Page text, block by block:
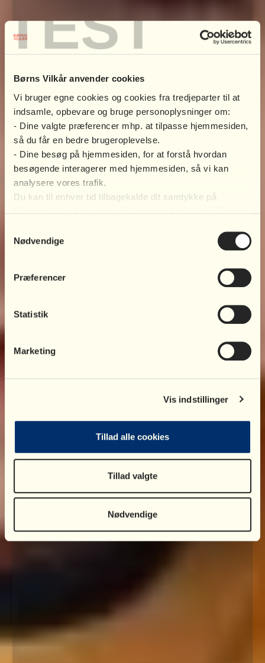
TEST
Børns Vilkår anvender cookies
Vi bruger egne cookies og cookies fra tredjeparter til at
indsamle, opbevare og bruge personoplysninger om:
- Dine valgte præferencer mhp. at tilpasse hjemmesiden,
så du får en bedre brugeroplevelse.
- Dine besøg på hjemmesiden, for at forstå hvordan
besøgende interagerer med hjemmesiden, så vi kan
analysere vores trafik.
Du kan til enhver tid tilbagekalde dit samtykke på
Nødvendige
Præferencer
Statistik
Marketing
Vis indstillinger
Tillad alle cookies
Tillad valgte
Nødvendige
Mange forældre oplever fra tid til anden, at
forældrerollen kan være særligt udmattende, eller
at rumme.
Læs mere, og få gode råd til forældreskabet her.
Læs mere